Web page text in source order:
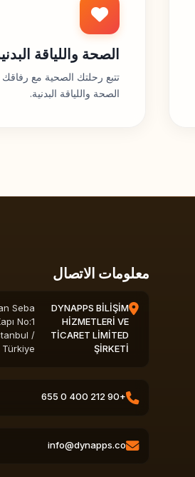
الصحة واللياقة
تتبع رحلتك الصحية مع رفاقك
الصحة واللياقة البدنية.
معلومات الاتصال
DYNAPPS BİLİŞİM
HİZMETLERİ VE
TİCARET LİMİTED
ŞİRKETİ
Seba
No:1
/
Türkiye
+90 212 400 0 655
info@dynapps.co